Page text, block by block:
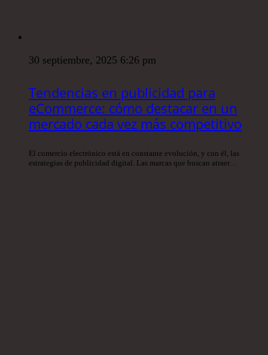
30 septiembre, 2025 6:26 pm
Tendencias en publicidad para
eCommerce: cómo destacar en un
mercado cada vez más competitivo
El comercio electrónico está en constante evolución, y con él, las
estrategias de publicidad digital. Las marcas que buscan atraer…